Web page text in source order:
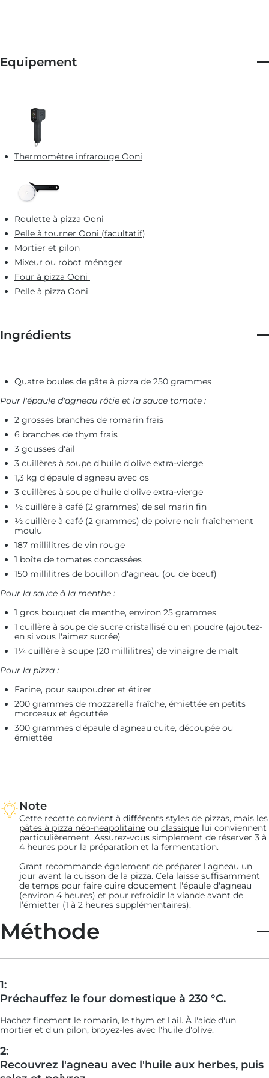
Note
Cette recette convient à différents styles de pizzas, mais les
pâtes à pizza néo-neapolitaine ou classique lui conviennent
particulièrement. Assurez-vous simplement de réserver 3 à
4 heures pour la préparation et la fermentation.
Grant recommande également de préparer l'agneau un
jour avant la cuisson de la pizza. Cela laisse suffisamment
de temps pour faire cuire doucement l'épaule d'agneau
(environ 4 heures) et pour refroidir la viande avant de
l’émietter (1 à 2 heures supplémentaires).
Méthode
1:
Préchauffez le four domestique à 230 °C.
Hachez finement le romarin, le thym et l'ail. À l'aide d'un
mortier et d'un pilon, broyez-les avec l'huile d'olive.
2:
Recouvrez l'agneau avec l'huile aux herbes, puis
Equipement
Thermomètre infrarouge Ooni
Roulette à pizza Ooni
Pelle à tourner Ooni (facultatif)
Mortier et pilon
Mixeur ou robot ménager
Four à pizza Ooni
Pelle à pizza Ooni
Ingrédients
Quatre boules de pâte à pizza de 250 grammes
Pour l'épaule d'agneau rôtie et la sauce tomate :
2 grosses branches de romarin frais
6 branches de thym frais
3 gousses d'ail
3 cuillères à soupe d'huile d'olive extra-vierge
1,3 kg d'épaule d'agneau avec os
3 cuillères à soupe d'huile d'olive extra-vierge
½ cuillère à café (2 grammes) de sel marin fin
½ cuillère à café (2 grammes) de poivre noir fraîchement
moulu
187 millilitres de vin rouge
1 boîte de tomates concassées
150 millilitres de bouillon d'agneau (ou de bœuf)
Pour la sauce à la menthe :
1 gros bouquet de menthe, environ 25 grammes
1 cuillère à soupe de sucre cristallisé ou en poudre (ajoutez-
en si vous l'aimez sucrée)
1¼ cuillère à soupe (20 millilitres) de vinaigre de malt
Pour la pizza :
Farine, pour saupoudrer et étirer
200 grammes de mozzarella fraîche, émiettée en petits
morceaux et égouttée
300 grammes d'épaule d'agneau cuite, découpée ou
émiettée